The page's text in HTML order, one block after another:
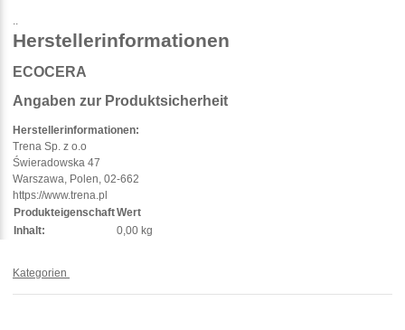
Herstellerinformationen
ECOCERA
Angaben zur Produktsicherheit
Herstellerinformationen:
Trena Sp. z o.o
Świeradowska 47
Warszawa, Polen, 02-662
https://www.trena.pl
ProdukteigenschaftWert
Inhalt:
0,00 kg
Kategorien